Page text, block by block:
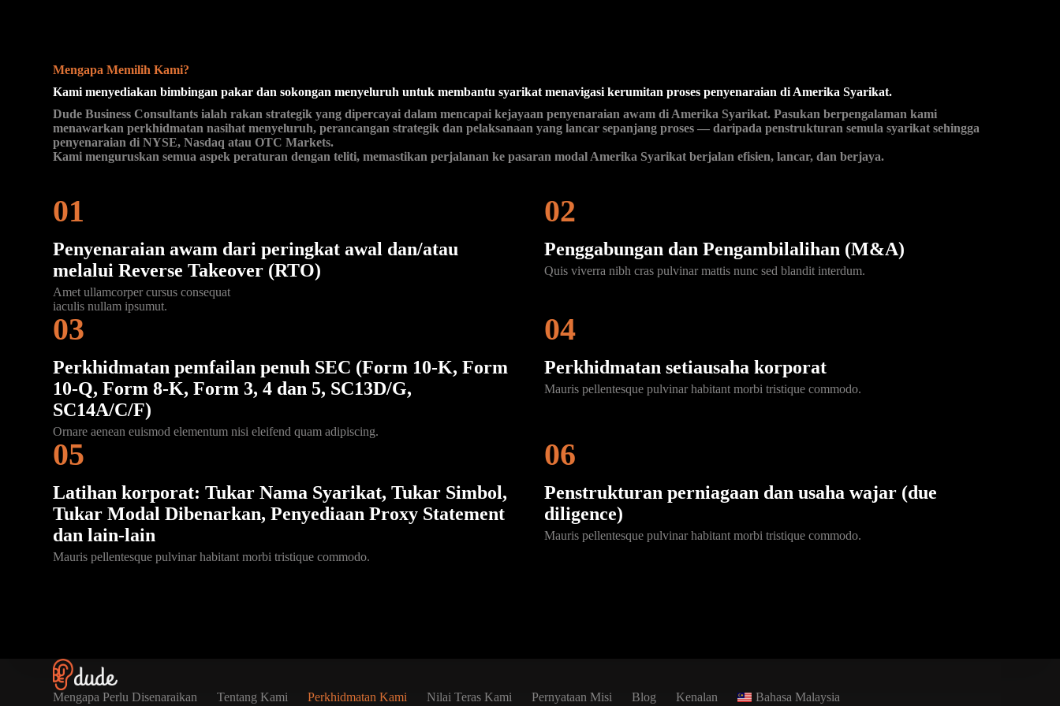
Mengapa Memilih Kami?
Kami menyediakan bimbingan pakar dan sokongan menyeluruh untuk membantu syarikat menavigasi kerumitan proses penyenaraian di Amerika Syarikat.
Dude Business Consultants ialah rakan strategik yang dipercayai dalam mencapai kejayaan penyenaraian awam di Amerika Syarikat. Pasukan berpengalaman kami
menawarkan perkhidmatan nasihat menyeluruh, perancangan strategik dan pelaksanaan yang lancar sepanjang proses — daripada penstrukturan semula syarikat sehingga
penyenaraian di NYSE, Nasdaq atau OTC Markets.
Kami menguruskan semua aspek peraturan dengan teliti, memastikan perjalanan ke pasaran modal Amerika Syarikat berjalan efisien, lancar, dan berjaya.
01
Penyenaraian awam dari peringkat awal dan/atau
melaluiReverse Takeover (RTO)
Amet ullamcorper cursus consequat
iaculis nullam ipsumut.
02
Penggabungan dan Pengambilalihan (M&A)
Quis viverra nibh cras pulvinar mattis nunc sed blandit interdum.
03
Perkhidmatan pemfailan penuh SEC (Form 10-K, Form
10-Q, Form 8-K, Form 3, 4 dan 5, SC13D/G,
SC14A/C/F)
Ornare aenean euismod elementum nisi eleifend quam adipiscing.
04
Perkhidmatan setiausaha korporat
Mauris pellentesque pulvinar habitant morbi tristique commodo.
05
Latihan korporat: Tukar Nama Syarikat, Tukar Simbol,
Tukar Modal Dibenarkan, Penyediaan Proxy Statement
dan lain-lain
Mauris pellentesque pulvinar habitant morbi tristique commodo.
06
Penstrukturan perniagaan dan usaha wajar (due
diligence)
Mauris pellentesque pulvinar habitant morbi tristique commodo.
Mengapa Perlu Disenaraikan Tentang Kami Perkhidmatan Kami Nilai Teras Kami Pernyataan Misi Blog Kenalan
Bahasa Malaysia